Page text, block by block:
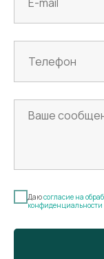
Даюсогласие на
конфиденциальности